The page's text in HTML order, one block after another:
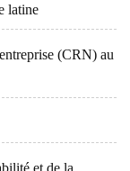
latine
(CRN) au
et de la